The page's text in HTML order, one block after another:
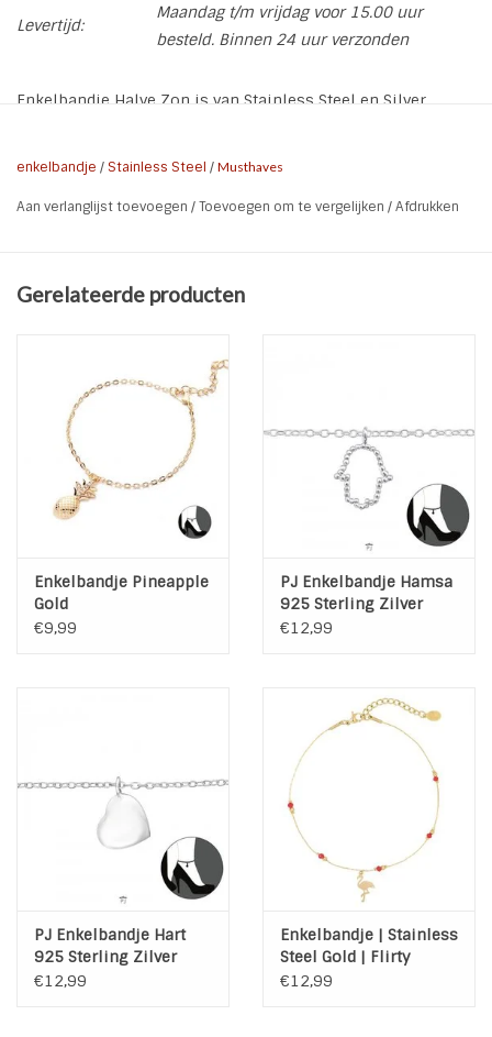
Levertijd:
Maandag t/m vrijdag voor 15.00 uur
besteld. Binnen 24 uur verzonden
Enkelbandje Halve Zon is van Stainless Steel en Silver
* Kleur: Silver Plated
* Kenmerken: Nikkel vrij
enkelbandje / Stainless Steel / Musthaves
Aan verlanglijst toevoegen /Toevoegen om te vergelijken /Afdrukken
Gerelateerde producten
Enkelbandje Pineapple
Gold
€9,99
PJ Enkelbandje Hamsa
925 Sterling Zilver
€12,99
PJ Enkelbandje Hart
925 Sterling Zilver
€12,99
Enkelbandje | Stainless
Steel Gold | Flirty
Flamingo
€12,99